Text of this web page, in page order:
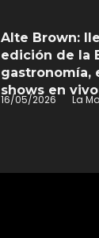
Alte Brown:
edición de la
gastronomía,
shows en vivo
16/05/2026 La